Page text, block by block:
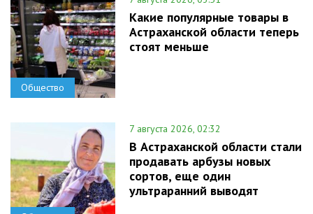
Общество
Какие популярные товары в
Астраханской области теперь
стоят меньше
7 августа 2026, 02:32
В Астраханской области стали
продавать арбузы новых
сортов, еще один
ультраранний выводят